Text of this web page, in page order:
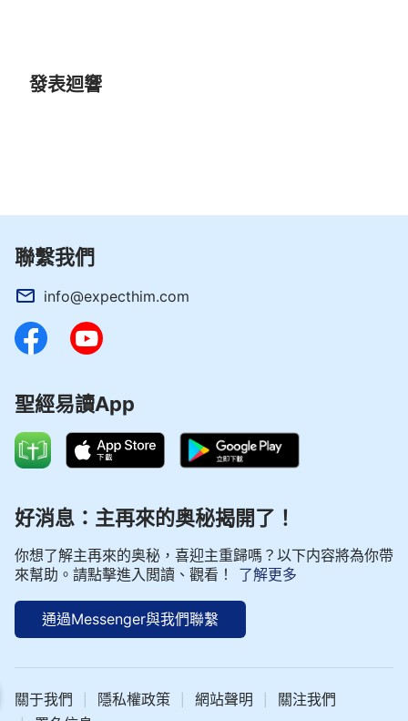
| 神話語朗誦 - 基督徒生活系列 選段198
發表迴響
聯繫我們
info@expecthim.com
聖經易讀App
好消息：主再來的奥秘揭開了！
你想了解主再來的奥秘，喜迎主重歸嗎？以下内容將為你帶
來幫助。請點擊進入閲讀、觀看！
了解更多
通過Messenger與我們聯繫
關于我們 隱私權政策 網站聲明 關注我們